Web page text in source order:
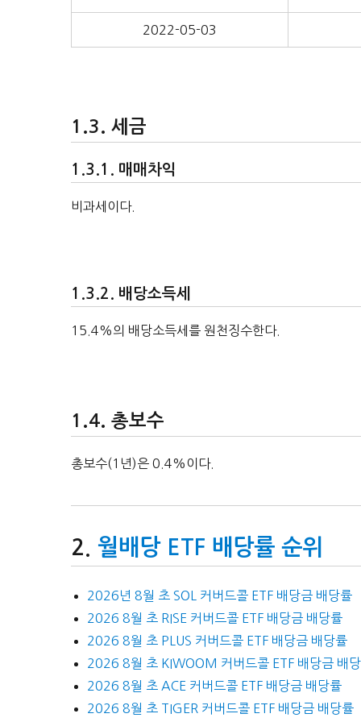
2022-05-03
세금
매매차익
비과세이다.
배당소득세
15.4%의 배당소득세를 원천징수한다.
총보수
총보수(1년)은 0.4%이다.
월배당 ETF 배당률 순위
2026년 8월 초 SOL 커버드콜 ETF 배당금 배당률
2026 8월 초 RISE 커버드콜 ETF 배당금 배당률
2026 8월 초 PLUS 커버드콜 ETF 배당금 배당률
2026 8월 초 KIWOOM 커버드콜 ETF 배당금 배
2026 8월 초 ACE 커버드콜 ETF 배당금 배당률
2026 8월 초 TIGER 커버드콜 ETF 배당금 배당률